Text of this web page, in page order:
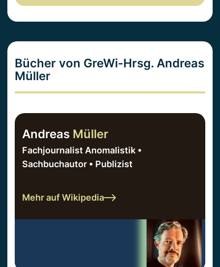
Bücher von GreWi-Hrsg. Andreas
Müller
Andreas Müller
Fachjournalist Anomalistik •
Sachbuchautor • Publizist
Mehr auf Wikipedia